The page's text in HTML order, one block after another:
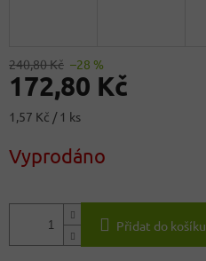
240,80 Kč –28 %
172,80 Kč
Měrná
1,57 Kč / 1 ks
Vyprodáno
Přidat do košíku